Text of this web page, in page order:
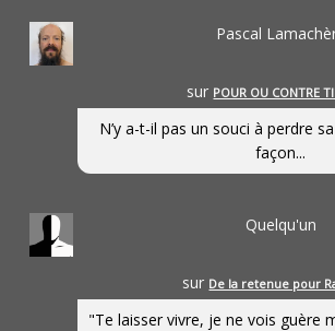
Pascal
sur POUR OU CONTRE
N’y a-t-il pas un souci à perdre
façon...
Quelqu'un
sur De la retenue pour
"Te laisser vivre, je ne vois guère